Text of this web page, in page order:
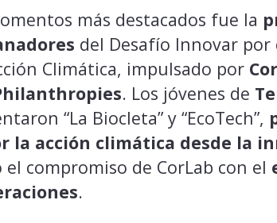
más destacados fue la
del Desafío Innovar por
Climática, impulsado por
. Los jóvenes de
“La Biocleta” y “EcoTech”,
la acción climática desde la
compromiso de CorLab con el
.